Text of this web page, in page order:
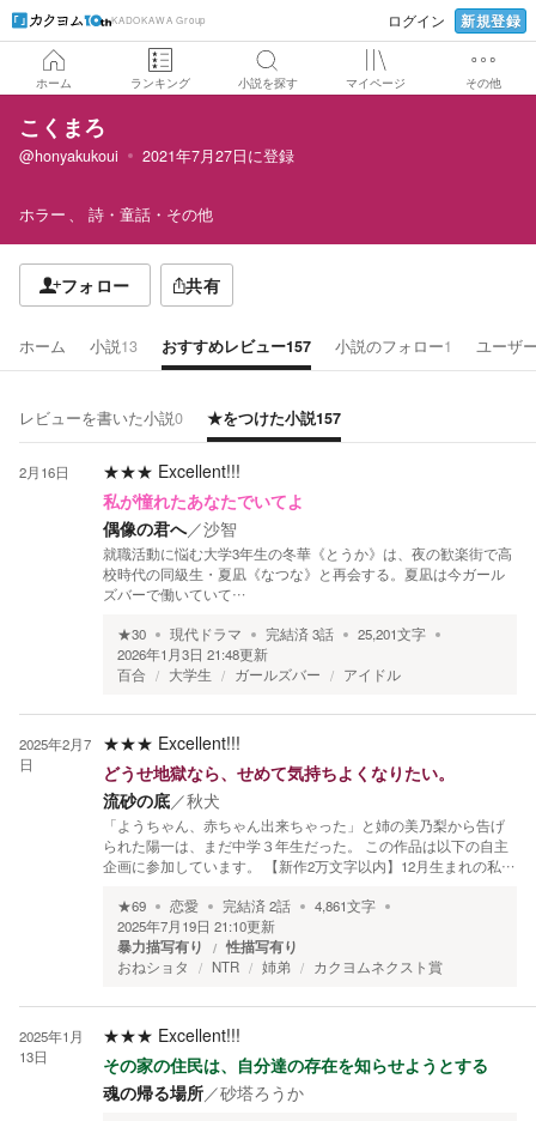
KADOKAWA Group ログイン 新規登録
ホーム ランキング 小説を探す マイページ その他
こくまろ
@honyakukoui 2021年7月27日に登録
ホラー 詩・童話・その他
フォロー 共有
ホーム 小説13 おすすめレビュー157 小説のフォロー1 ユーザ
レビューを書いた小説0 ★をつけた小説157
2月16日 ★★★ Excellent!!!
私が憧れたあなたでいてよ
偶像の君へ／沙智
就職活動に悩む大学3年生の冬華《とうか》は、夜の歓楽街で高
校時代の同級生・夏凪《なつな》と再会する。夏凪は今ガール
ズバーで働いていて…
★30 現代ドラマ 完結済3話 25,201文字
2026年1月3日 21:48更新
百合
大学生 ガールズバー アイドル
2025年2月7
日
★★★ Excellent!!!
どうせ地獄なら、せめて気持ちよくなりたい。
流砂の底／秋犬
「ようちゃん、赤ちゃん出来ちゃった」と姉の美乃梨から告げ
られた陽一は、まだ中学３年生だった。 この作品は以下の自主
企画に参加しています。 【新作2万文字以内】12月生まれの私…
★69 恋愛 完結済2話 4,861文字
2025年7月19日 21:10更新
暴力描写有り 性描写有り
おねショタ NTR 姉弟 カクヨムネクスト賞
2025年1月
13日
★★★ Excellent!!!
その家の住民は、自分達の存在を知らせようとする
魂の帰る場所／砂塔ろうか